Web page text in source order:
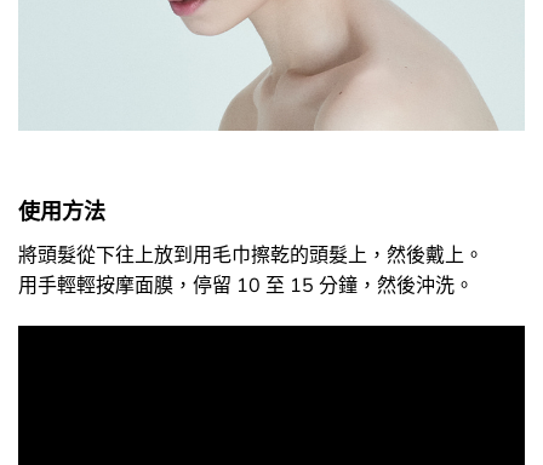
使用方法
將頭髮從下往上放到用毛巾擦乾的頭髮上，然後戴上。
用手輕輕按摩面膜，停留 10 至 15 分鐘，然後沖洗。